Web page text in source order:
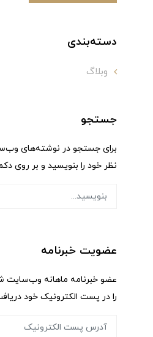
دسته‌بندی
وبلاگ
جستجو
برای جستجو در نوشته‌های
نظر خود را بنویسید و بر روی
عضویت خبرنامه
عضو خبرنامه ماهانه وب‌سایت
را در پست الکترونیک خود